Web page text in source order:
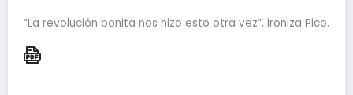
“La revolución bonita nos hizo esto otra vez”, ironiza Pico.